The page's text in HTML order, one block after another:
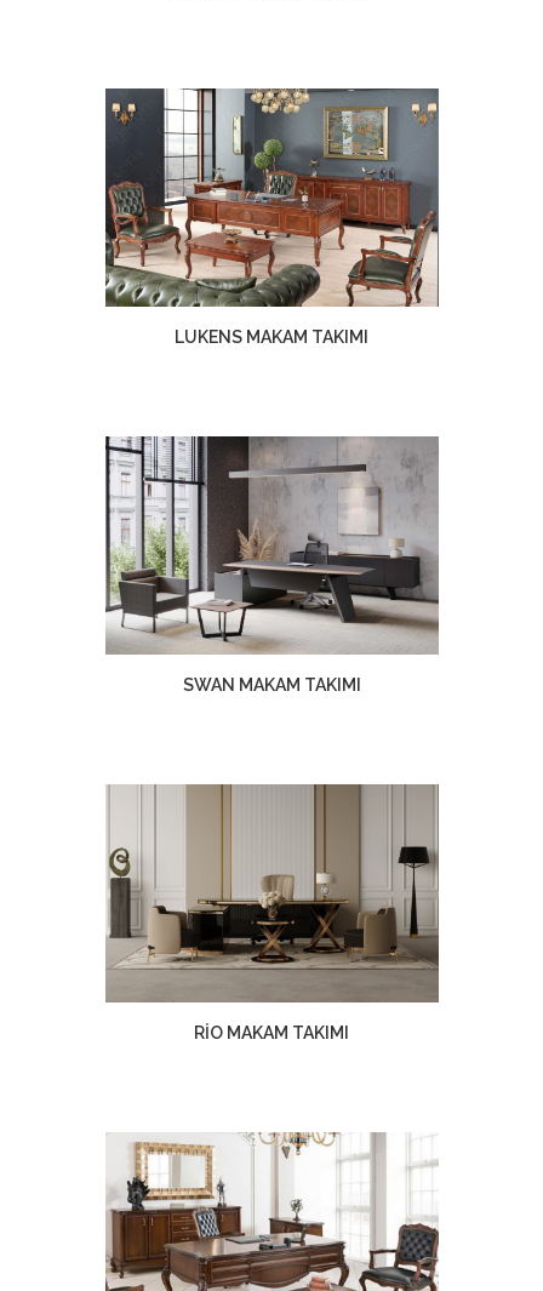
LUKENS MAKAM TAKIMI
SWAN MAKAM TAKIMI
RİO MAKAM TAKIMI